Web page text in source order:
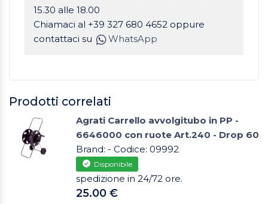
15.30 alle 18.00
Chiamaci al +39 327 680 4652 oppure
contattaci su
WhatsApp
Prodotti correlati
Agrati Carrello avvolgitubo in PP -
6646000 con ruote Art.240 - Drop 60
Brand: - Codice: 09992
Disponibile
spedizione in 24/72 ore.
25.00 €